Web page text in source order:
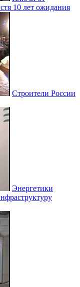
10 лет ожидания
Строители России
Энергетики